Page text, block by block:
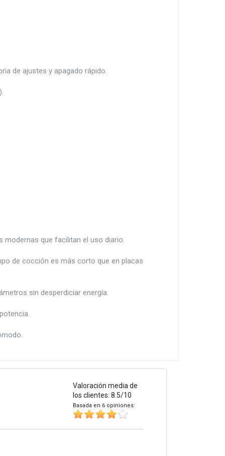
de ajustes y apagado rápido.
modernas que facilitan el uso diario.
de cocción es más corto que en placas
sin desperdiciar energía.
Valoración media de
los clientes: 8.5/10
Basada en 6 opiniones: